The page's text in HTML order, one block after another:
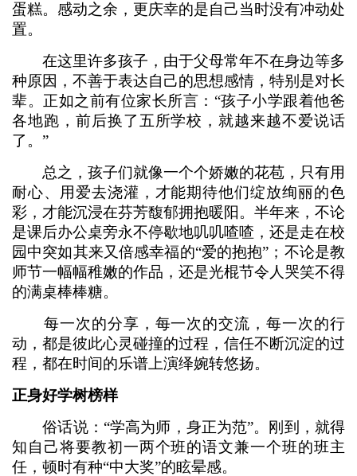
蛋糕。感动之余，更庆幸的是自己当时没有冲动处
置。
在这里许多孩子，由于父母常年不在身边等多
种原因，不善于表达自己的思想感情，特别是对长
辈。正如之前有位家长所言：“孩子小学跟着他爸
各地跑，前后换了五所学校，就越来越不爱说话
了。”
总之，孩子们就像一个个娇嫩的花苞，只有用
耐心、用爱去浇灌，才能期待他们绽放绚丽的色
彩，才能沉浸在芬芳馥郁拥抱暖阳。半年来，不论
是课后办公桌旁永不停歇地叽叽喳喳，还是走在校
园中突如其来又倍感幸福的“爱的抱抱”；不论是教
师节一幅幅稚嫩的作品，还是光棍节令人哭笑不得
的满桌棒棒糖。
每一次的分享，每一次的交流，每一次的行
动，都是彼此心灵碰撞的过程，信任不断沉淀的过
程，都在时间的乐谱上演绎婉转悠扬。
正身好学树榜样
俗话说：“学高为师，身正为范”。刚到，就得
知自己将要教初一两个班的语文兼一个班的班主
任，顿时有种“中大奖”的眩晕感。